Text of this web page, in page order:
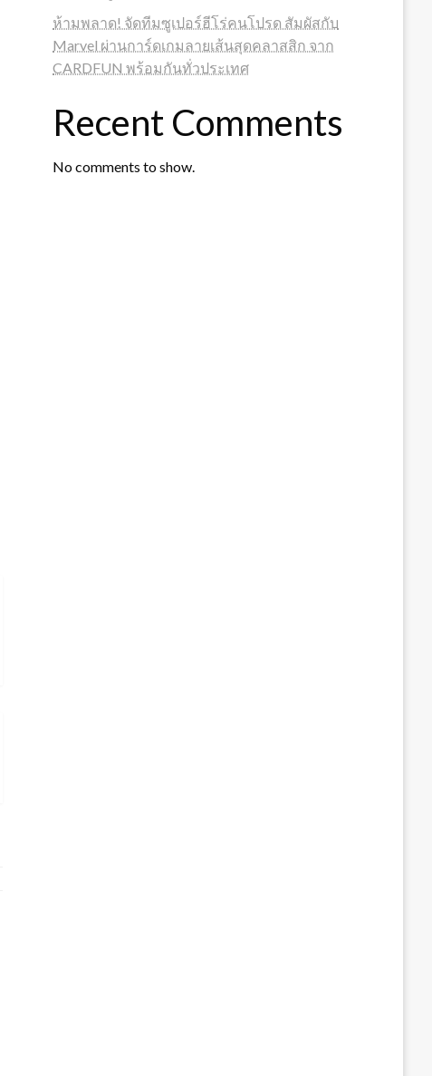
ห้ามพลาด! จัดทีมซูเปอร์ฮีโร่คนโปรด สัมผัสกับ
Marvel ผ่านการ์ดเกมลายเส้นสุดคลาสสิก จาก
CARDFUN พร้อมกันทั่วประเทศ
Recent Comments
No comments to show.